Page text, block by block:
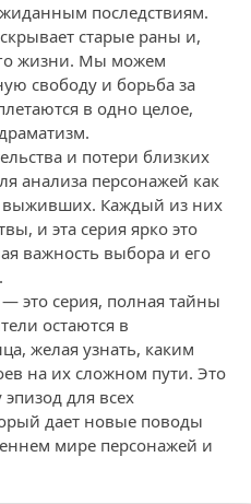
последствиям.
старые раны и,
жизни. Мы можем
свободу и борьба за
в одно целое,
и потери близких
анализа персонажей как
выживших. Каждый из них
и эта серия ярко это
важность выбора и его
это серия, полная тайны
остаются в
желая узнать, каким
на их сложном пути. Это
для всех
дает новые поводы
мире персонажей и